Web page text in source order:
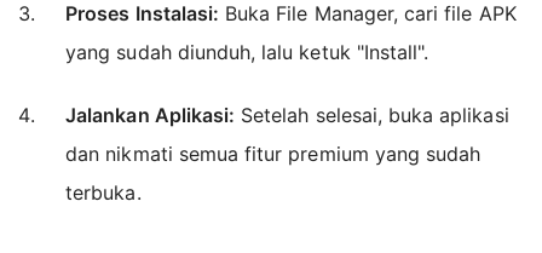
Proses Instalasi: Buka File Manager, cari file APK
yang sudah diunduh, lalu ketuk "Install".
Jalankan Aplikasi: Setelah selesai, buka aplikasi
dan nikmati semua fitur premium yang sudah
terbuka.